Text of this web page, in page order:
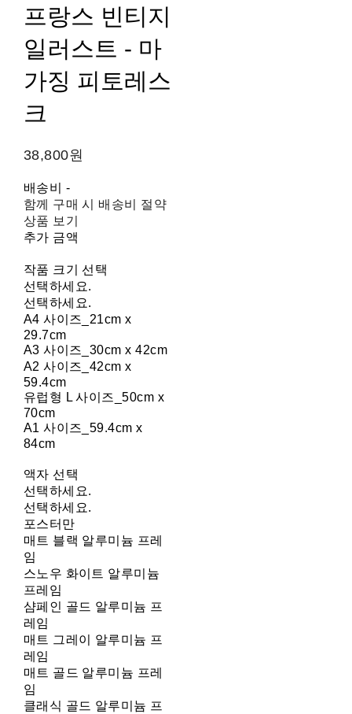
프랑스 빈티지
일러스트 - 마
가징 피토레스
크
38,800원
배송비 -
함께 구매 시 배송비 절약
상품 보기
추가 금액
작품 크기 선택
선택하세요.
선택하세요.
A4 사이즈_21cm x
29.7cm
A3 사이즈_30cm x 42cm
A2 사이즈_42cm x
59.4cm
유럽형 L 사이즈_50cm x
70cm
A1 사이즈_59.4cm x
84cm
액자 선택
선택하세요.
선택하세요.
포스터만
매트 블랙 알루미늄 프레
임
스노우 화이트 알루미늄
프레임
샴페인 골드 알루미늄 프
레임
매트 그레이 알루미늄 프
레임
매트 골드 알루미늄 프레
임
클래식 골드 알루미늄 프